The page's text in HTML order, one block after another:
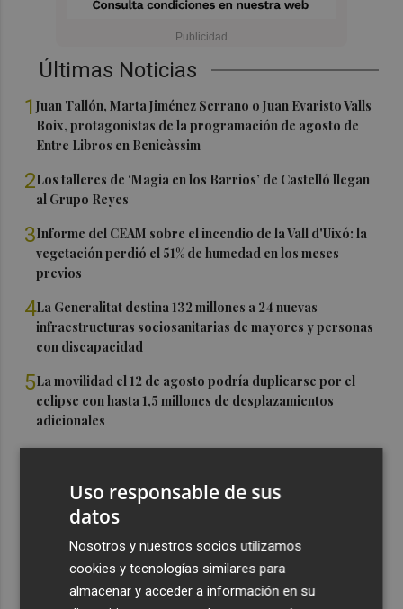
Últimas Noticias
1Juan Tallón, Marta Jiménez Serrano o Juan Evaristo Valls
Boix, protagonistas de la programación de agosto de
Entre Libros en Benicàssim
2Los talleres de ‘Magia en los Barrios’ de Castelló llegan
al Grupo Reyes
3Informe del CEAM sobre el incendio de la Vall d'Uixó: la
vegetación perdió el 51% de humedad en los meses
previos
4La Generalitat destina 132 millones a 24 nuevas
infraestructuras sociosanitarias de mayores y personas
con discapacidad
5La movilidad el 12 de agosto podría duplicarse por el
eclipse con hasta 1,5 millones de desplazamientos
adicionales
Uso responsable de sus
datos
Nosotros y nuestros socios utilizamos
cookies y tecnologías similares para
almacenar y acceder a información en su